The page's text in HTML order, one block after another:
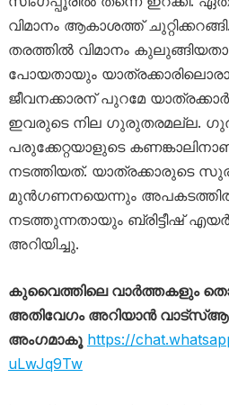
വിമാനം ആകാശത്ത്
തരത്തിൽ വിമാനം
പോയതായും
ജീവനക്കാരന് പുറമേ
ഇവരുടെ നില ഗുരുതരമല്ല.
പരുക്കേറ്റയാളുടെ
നടത്തിയത്. യാത്രക്കാരുടെ
മുൻഗണനയെന്നും
നടത്തുന്നതായും ബ്രിട്ടീഷ്
അറിയിച്ചു.
കുവൈത്തിലെ വാർത്തകളും
അതിവേഗം അറിയാൻ
അംഗമാകൂ https://
uLwJq9Tw